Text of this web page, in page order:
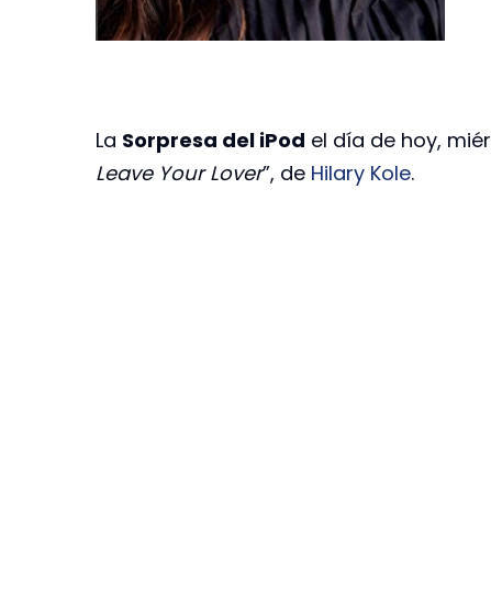
La Sorpresa del iPod el día de hoy,
Leave Your Lover”, de Hilary Kole.